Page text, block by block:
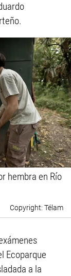
hembra en Río
Télam
Ecoparque
a la